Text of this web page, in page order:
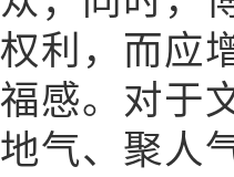
权利，而应
福感。对于
地气、聚人